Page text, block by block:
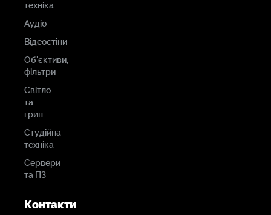
техніка
Аудіо
Відеостіни
Об'єктиви,
фільтри
Світло
та
грип
Студійна
техніка
Сервери
та ПЗ
Контакти